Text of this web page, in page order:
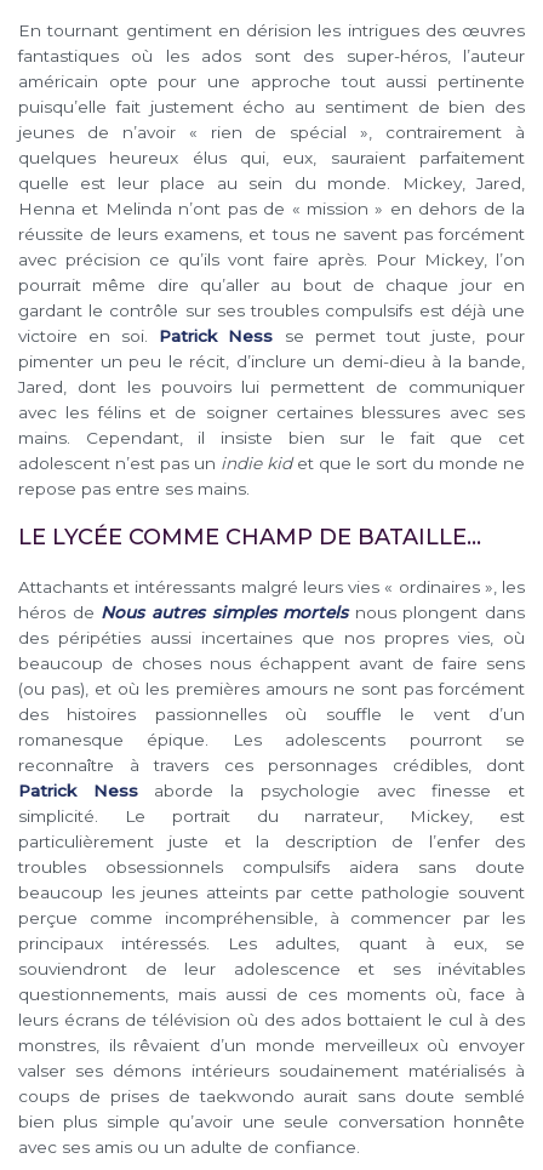
En tournant gentiment en dérision les intrigues des œuvres
fantastiques où les ados sont des super-héros, l’auteur
américain opte pour une approche tout aussi pertinente
puisqu’elle fait justement écho au sentiment de bien des
jeunes de n’avoir « rien de spécial », contrairement à
quelques heureux élus qui, eux, sauraient parfaitement
quelle est leur place au sein du monde. Mickey, Jared,
Henna et Melinda n’ont pas de « mission » en dehors de la
réussite de leurs examens, et tous ne savent pas forcément
avec précision ce qu’ils vont faire après. Pour Mickey, l’on
pourrait même dire qu’aller au bout de chaque jour en
gardant le contrôle sur ses troubles compulsifs est déjà une
victoire en soi. Patrick Ness se permet tout juste, pour
pimenter un peu le récit, d’inclure un demi-dieu à la bande,
Jared, dont les pouvoirs lui permettent de communiquer
avec les félins et de soigner certaines blessures avec ses
mains. Cependant, il insiste bien sur le fait que cet
adolescent n’est pas un indie kidet que le sort du monde ne
repose pas entre ses mains.
LE LYCÉE COMME CHAMP DE BATAILLE…
Attachants et intéressants malgré leurs vies « ordinaires », les
héros de Nous autres simples mortels nous plongent dans
des péripéties aussi incertaines que nos propres vies, où
beaucoup de choses nous échappent avant de faire sens
(ou pas), et où les premières amours ne sont pas forcément
des histoires passionnelles où souffle le vent d’un
romanesque épique. Les adolescents pourront se
reconnaître à travers ces personnages crédibles, dont
Patrick Nessaborde la psychologie avec finesse et
simplicité. Le portrait du narrateur, Mickey, est
particulièrement juste et la description de l’enfer des
troubles obsessionnels compulsifs aidera sans doute
beaucoup les jeunes atteints par cette pathologie souvent
perçue comme incompréhensible, à commencer par les
principaux intéressés. Les adultes, quant à eux, se
souviendront de leur adolescence et ses inévitables
questionnements, mais aussi de ces moments où, face à
leurs écrans de télévision où des ados bottaient le cul à des
monstres, ils rêvaient d’un monde merveilleux où envoyer
valser ses démons intérieurs soudainement matérialisés à
coups de prises de taekwondo aurait sans doute semblé
bien plus simple qu’avoir une seule conversation honnête
avec ses amis ou un adulte de confiance.